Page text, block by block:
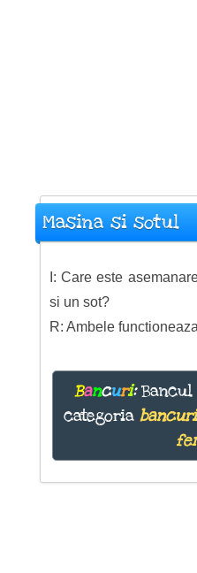
Masina si sotul
I: Care este
si un sot?
R: Ambele
Bancuri:Bancul
categoria